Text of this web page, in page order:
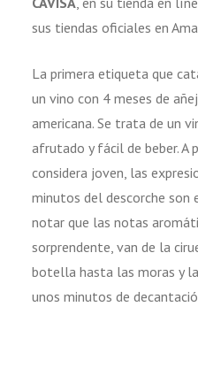
sus tiendas oficiales en
La primera etiqueta que
un vino con 4 meses de
americana. Se trata de un
afrutado y fácil de beber. A
considera joven, las
minutos del descorche son
notar que las notas
sorprendente, van de la
botella hasta las moras y
unos minutos de